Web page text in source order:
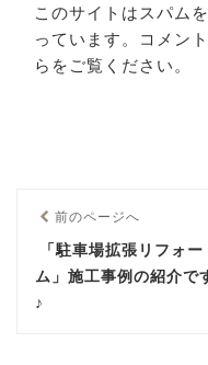
このサイトはスパム
っています。
コメン
らをご覧ください 。
前のページへ
「駐車場拡張リフォー
ム」施工事例の紹介で
♪